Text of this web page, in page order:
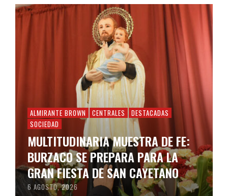
ALMIRANTE BROWN CENTRALES
DESTACADAS
SOCIEDAD
MULTITUDINARIA MUESTRA DE FE:
BURZACO SE PREPARA PARA LA
GRAN FIESTA DE SAN CAYETANO
6 AGOSTO, 2026